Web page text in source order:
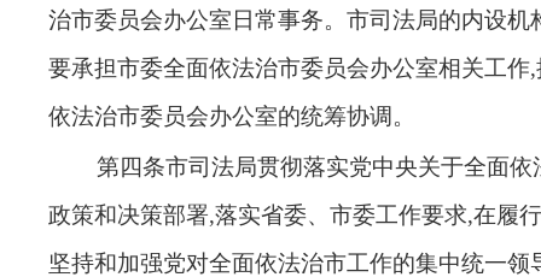
治市委员会办公室日常事务。市司法局的内设机
要承担市委全面依法治市委员会办公室相关工作
依法治市委员会办公室的统筹协调 。
第四条市司法局贯彻落实党中央关于全面依
政策和决策部署,落实省委、市委工作要求,在履
坚持和加强党对全面依法治市工作的集中统一领